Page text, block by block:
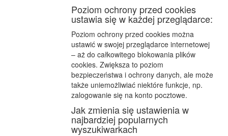
Poziom ochrony przed cookies
ustawia się w każdej przeglądarce:
Poziom ochrony przed cookies można
ustawić w swojej przeglądarce internetowej
– aż do całkowitego blokowania plików
cookies. Zwiększa to poziom
bezpieczeństwa i ochrony danych, ale może
także uniemożliwiać niektóre funkcje, np.
zalogowanie się na konto pocztowe.
Jak zmienia się ustawienia w
najbardziej popularnych
wyszukiwarkach